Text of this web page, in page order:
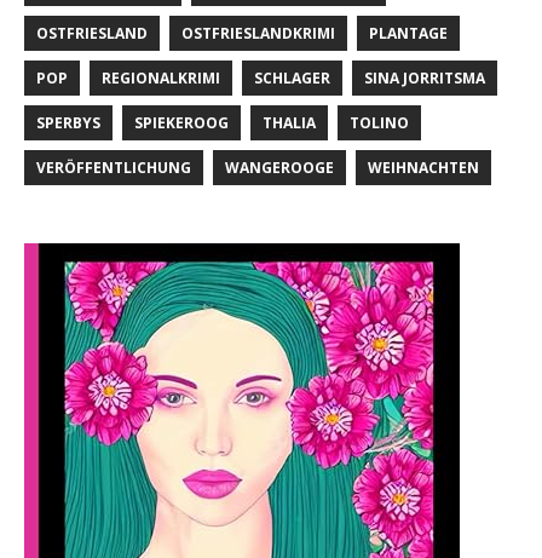
OSTFRIESLAND OSTFRIESLANDKRIMI PLANTAGE
POP REGIONALKRIMI SCHLAGER SINA JORRITSMA
SPERBYS SPIEKEROOG THALIA TOLINO
VERÖFFENTLICHUNG WANGEROOGE WEIHNACHTEN